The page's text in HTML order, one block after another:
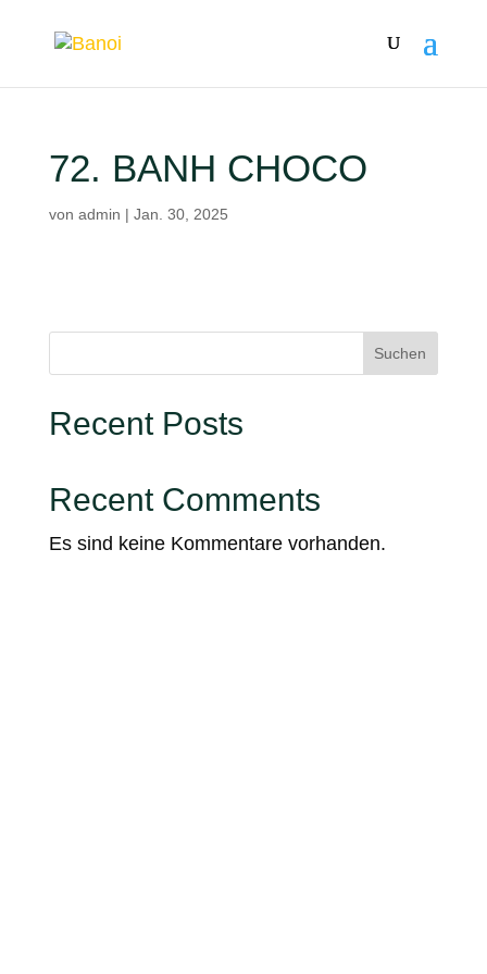
72. BANH CHOCO
von admin | Jan. 30, 2025
Suchen
Recent Posts
Recent Comments
Es sind keine Kommentare vorhanden.